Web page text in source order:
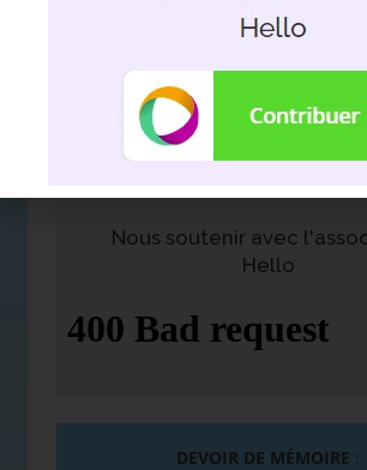
Nous soutenir avec
Hello
DEVOIR DE MÉMOIRE :